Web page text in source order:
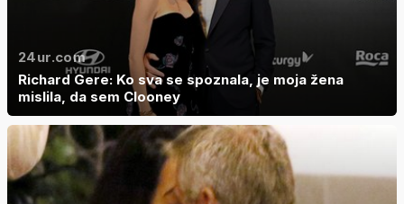
24ur.com
Richard Gere: Ko sva se spoznala, je moja žena
mislila, da sem Clooney